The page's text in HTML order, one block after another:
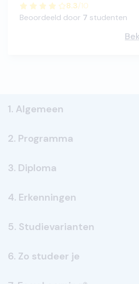
8.3/10
Beoordeeld door 7 studenten
1. Algemeen
2. Programma
3. Diploma
4. Erkenningen
5. Studievarianten
6. Zo studeer je